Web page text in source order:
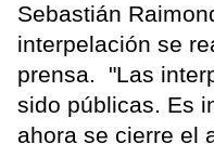
Sebastián
interpelación se
prensa. "Las
sido públicas. Es
ahora se cierre el